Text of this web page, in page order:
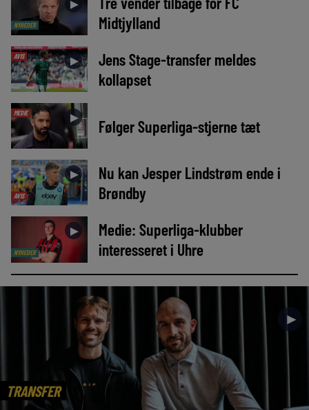
NYHEDER
►
Midtjylland
AVIS ►
Jens Stage-transfer meldes
kollapset
MEDIE ► Følger Superliga-stjerne tæt
AVIS
►
Nu kan Jesper Lindstrøm ende i
Brøndby
NYHEDER
►
Medie: Superliga-klubber
interesseret i Uhre
TRANSFER
►